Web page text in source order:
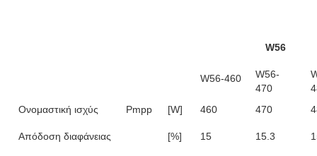
W56
W56-460
W56-
470
Ονομαστική ισχύς
Pmpp [W] 460 470
Απόδοση διαφάνειας [%] 15 15.3